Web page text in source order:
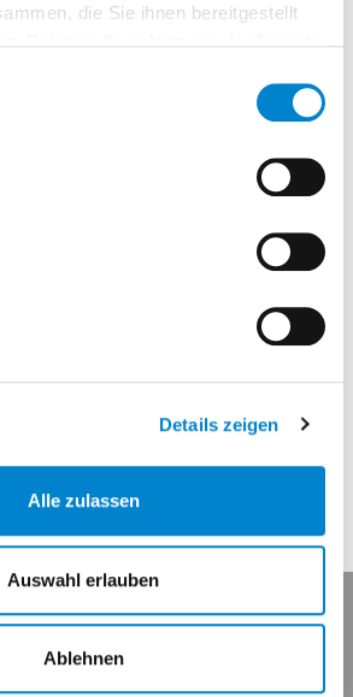
die Sie ihnen bereitgestellt
Details zeigen
Alle zulassen
Auswahl erlauben
Ablehnen
Unsere 2-flügeligen NTS Plus
durch einen eleganten,
zwischen Gehflügel und
erhältlich. Dadurch ist ein
möglich.